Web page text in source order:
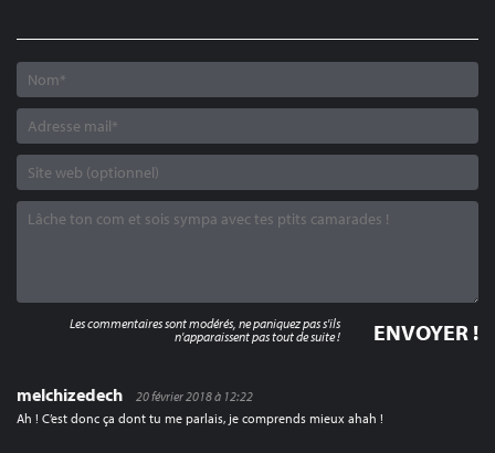
melchizedech
20 février 2018 à 12:22
Ah ! C’est donc ça dont tu me parlais, je comprends mieux ahah !
Les commentaires sont modérés, ne paniquez pas s'ils
n'apparaissent pas tout de suite !